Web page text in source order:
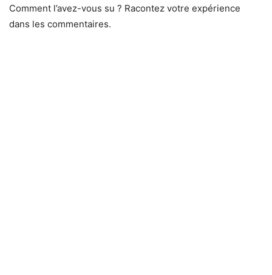
Comment l’avez-vous su ? Racontez votre expérience
dans les commentaires.